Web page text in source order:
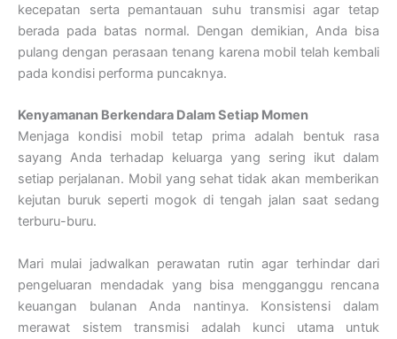
kecepatan serta pemantauan suhu transmisi agar tetap
berada pada batas normal. Dengan demikian, Anda bisa
pulang dengan perasaan tenang karena mobil telah kembali
pada kondisi performa puncaknya.
Kenyamanan Berkendara Dalam Setiap Momen
Menjaga kondisi mobil tetap prima adalah bentuk rasa
sayang Anda terhadap keluarga yang sering ikut dalam
setiap perjalanan. Mobil yang sehat tidak akan memberikan
kejutan buruk seperti mogok di tengah jalan saat sedang
terburu-buru.
Mari mulai jadwalkan perawatan rutin agar terhindar dari
pengeluaran mendadak yang bisa mengganggu rencana
keuangan bulanan Anda nantinya. Konsistensi dalam
merawat sistem transmisi adalah kunci utama untuk